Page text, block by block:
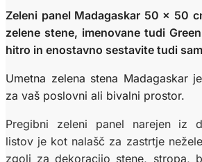
Zeleni panel Madagaskar 50 x 50
zelene stene, imenovane tudi
hitro in enostavno sestavite tudi
Umetna zelena stena Madagaskar
za vaš poslovni ali bivalni prostor.
Pregibni zeleni panel narejen iz
listov je kot nalašč za zastrtje
zgolj za dekoracijo stene, stropa,